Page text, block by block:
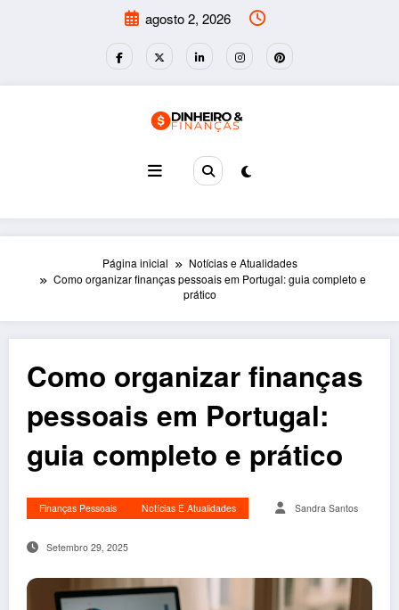
agosto 2, 2026
Página inicial
Notícias e Atualidades
Como organizar finanças pessoais em Portugal: guia completo e
prático
Como organizar finanças
pessoais em Portugal:
guia completo e prático
Finanças Pessoais Notícias E Atualidades Sandra Santos
Setembro 29, 2025